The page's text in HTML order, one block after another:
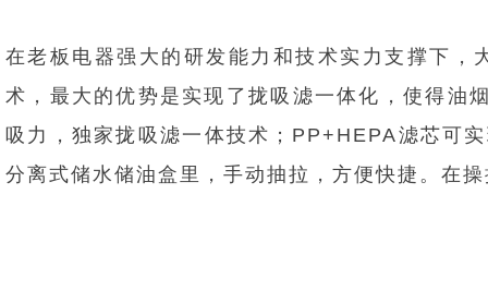
在老板电器强大的研发能力和技术实力支撑下
术，最大的优势是实现了拢吸滤一体化，使得
吸力，独家拢吸滤一体技术；PP+HEPA滤芯可
分离式储水储油盒里，手动抽拉，方便快捷。在